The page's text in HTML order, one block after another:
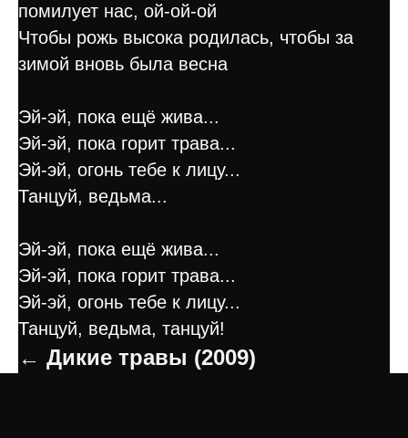
помилует нас, ой-ой-ой
Чтобы рожь высока родилась, чтобы за
зимой вновь была весна
Эй-эй, пока ещё жива...
Эй-эй, пока горит трава...
Эй-эй, огонь тебе к лицу...
Танцуй, ведьма...
Эй-эй, пока ещё жива...
Эй-эй, пока горит трава...
Эй-эй, огонь тебе к лицу...
Танцуй, ведьма, танцуй!
← Дикие травы (2009)